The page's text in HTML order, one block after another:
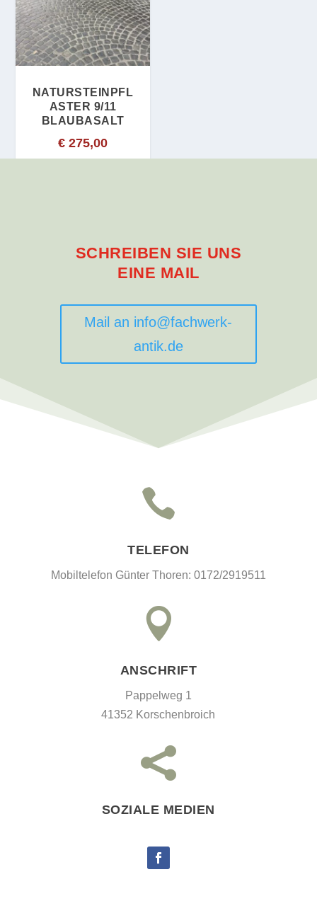
NATURSTEINPFL
ASTER 9/11
BLAUBASALT
€ 275,00
SCHREIBEN SIE UNS
EINE MAIL
Mail an info@fachwerk-
antik.de

TELEFON
Mobiltelefon Günter Thoren: 0172/2919511

ANSCHRIFT
Pappelweg 1
41352 Korschenbroich

SOZIALE MEDIEN